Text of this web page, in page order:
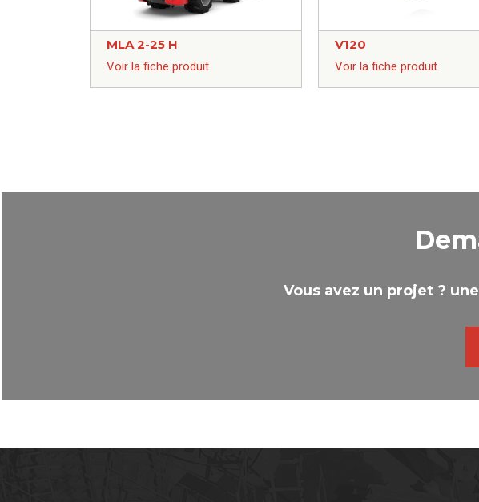
MLA 2-25 H
Voir la fiche produit
V120
Voir la fiche produit
Vous avez un projet ?